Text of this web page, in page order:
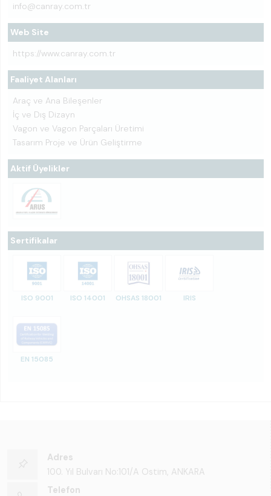
info@canray.com.tr
Web Site
https://www.canray.com.tr
Faaliyet Alanları
Araç ve Ana Bileşenler
İç ve Dış Dizayn
Vagon ve Vagon Parçaları Üretimi
Tasarım Proje ve Ürün Geliştirme
Aktif Üyelikler
Sertifikalar
ISO 9001 ISO 14001 OHSAS 18001 IRIS
EN 15085
Adres
100. Yıl Bulvarı No:101/A Ostim, ANKARA
Telefon